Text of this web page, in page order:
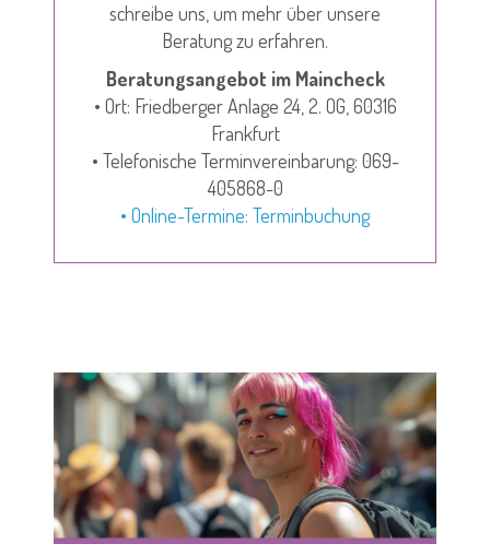
schreibe uns, um mehr über unsere
Beratung zu erfahren.
Beratungsangebot im Maincheck
• Ort: Friedberger Anlage 24, 2. OG, 60316
Frankfurt
• Telefonische Terminvereinbarung: 069-
405868-0
• Online-Termine: Terminbuchung